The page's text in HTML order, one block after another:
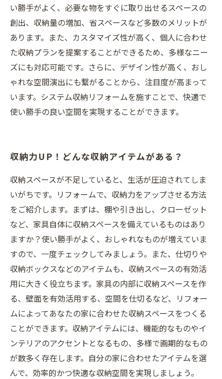
い勝手がよく、必要な物をすぐに取り出せるスペースの
創出、収納量の増加、省スペースなど多数のメリットが
あります。また、カスタマイズ性が高く、個人に合わせ
た収納プランを提案することができるため、多様なニー
ズにも対応可能です。さらに、デザイン性が高く、おし
ゃれな空間演出にも繋がることから、注目度が高まって
います。システム収納リフォームを施すことで、快適で
使い勝手の良い空間を実現することができます。
収納力UP！どんな収納アイテムがある？
収納スペースが不足していると、生活が圧迫されてしま
いがちです。リフォームで、収納力をアップさせる方法
をご紹介します。まずは、棚や引き出し、クローゼット
など、家具自体に収納スペースを備えているものはあり
ますか？使い勝手がよく、おしゃれなものが増えていま
すので、一度チェックしてみましょう。また、仕切りや
収納ボックスなどのアイテムも、収納スペースの有効活
用に大きく役立ちます。家具の内部に収納スペースを作
る、壁面を有効活用する、空間を仕切るなど、リフォー
ムによってあなたの家に合わせた収納スペースをつくる
ことができます。収納アイテムには、機能的なものやイ
ンテリアのアクセントとなるもの、多様で画期的なもの
が数多く存在します。自分の家に合わせたアイテムを選
んで、効率的かつ快適な収納空間を実現しましょう。